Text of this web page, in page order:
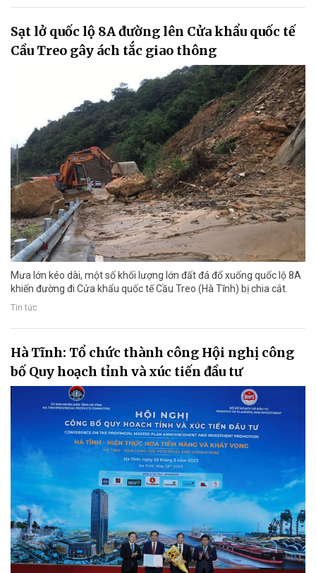
Sạt lở quốc lộ 8A đường lên Cửa khẩu quốc tế
Cầu Treo gây ách tắc giao thông
Mưa lớn kéo dài, một số khối lượng lớn đất đá đổ xuống quốc lộ 8A
khiến đường đi Cửa khẩu quốc tế Cầu Treo (Hà Tĩnh) bị chia cắt.
Tin tức
Hà Tĩnh: Tổ chức thành công Hội nghị công
bố Quy hoạch tỉnh và xúc tiến đầu tư